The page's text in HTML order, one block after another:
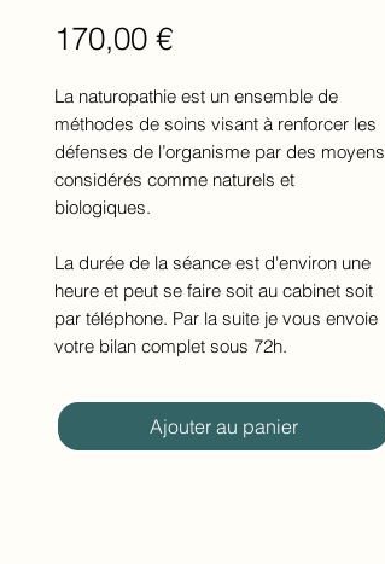
170,00 €Prix
La naturopathie est un ensemble de
méthodes de soins visant à renforcer les
défenses de l’organisme par des moyens
considérés comme naturels et
biologiques.
La durée de la séance est d'environ une
heure et peut se faire soit au cabinet soit
par téléphone. Par la suite je vous envoie
votre bilan complet sous 72h.
Ajouter au panier